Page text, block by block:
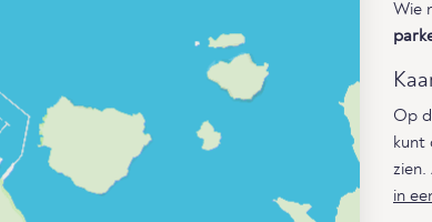
Wie
Op
kunt
zien.
in